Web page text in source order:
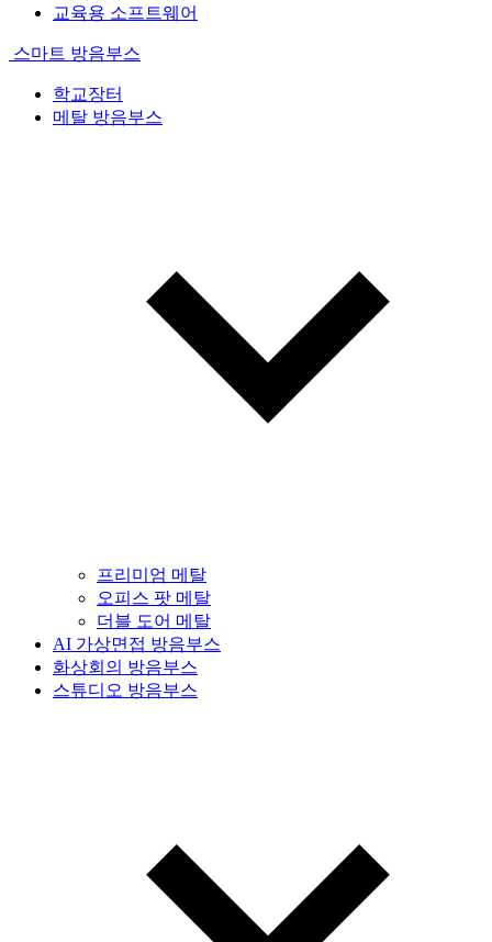
교육용 소프트웨어
스마트 방음부스
학교장터
메탈 방음부스
프리미엄 메탈
오피스 팟 메탈
더블 도어 메탈
AI 가상면접 방음부스
화상회의 방음부스
스튜디오 방음부스